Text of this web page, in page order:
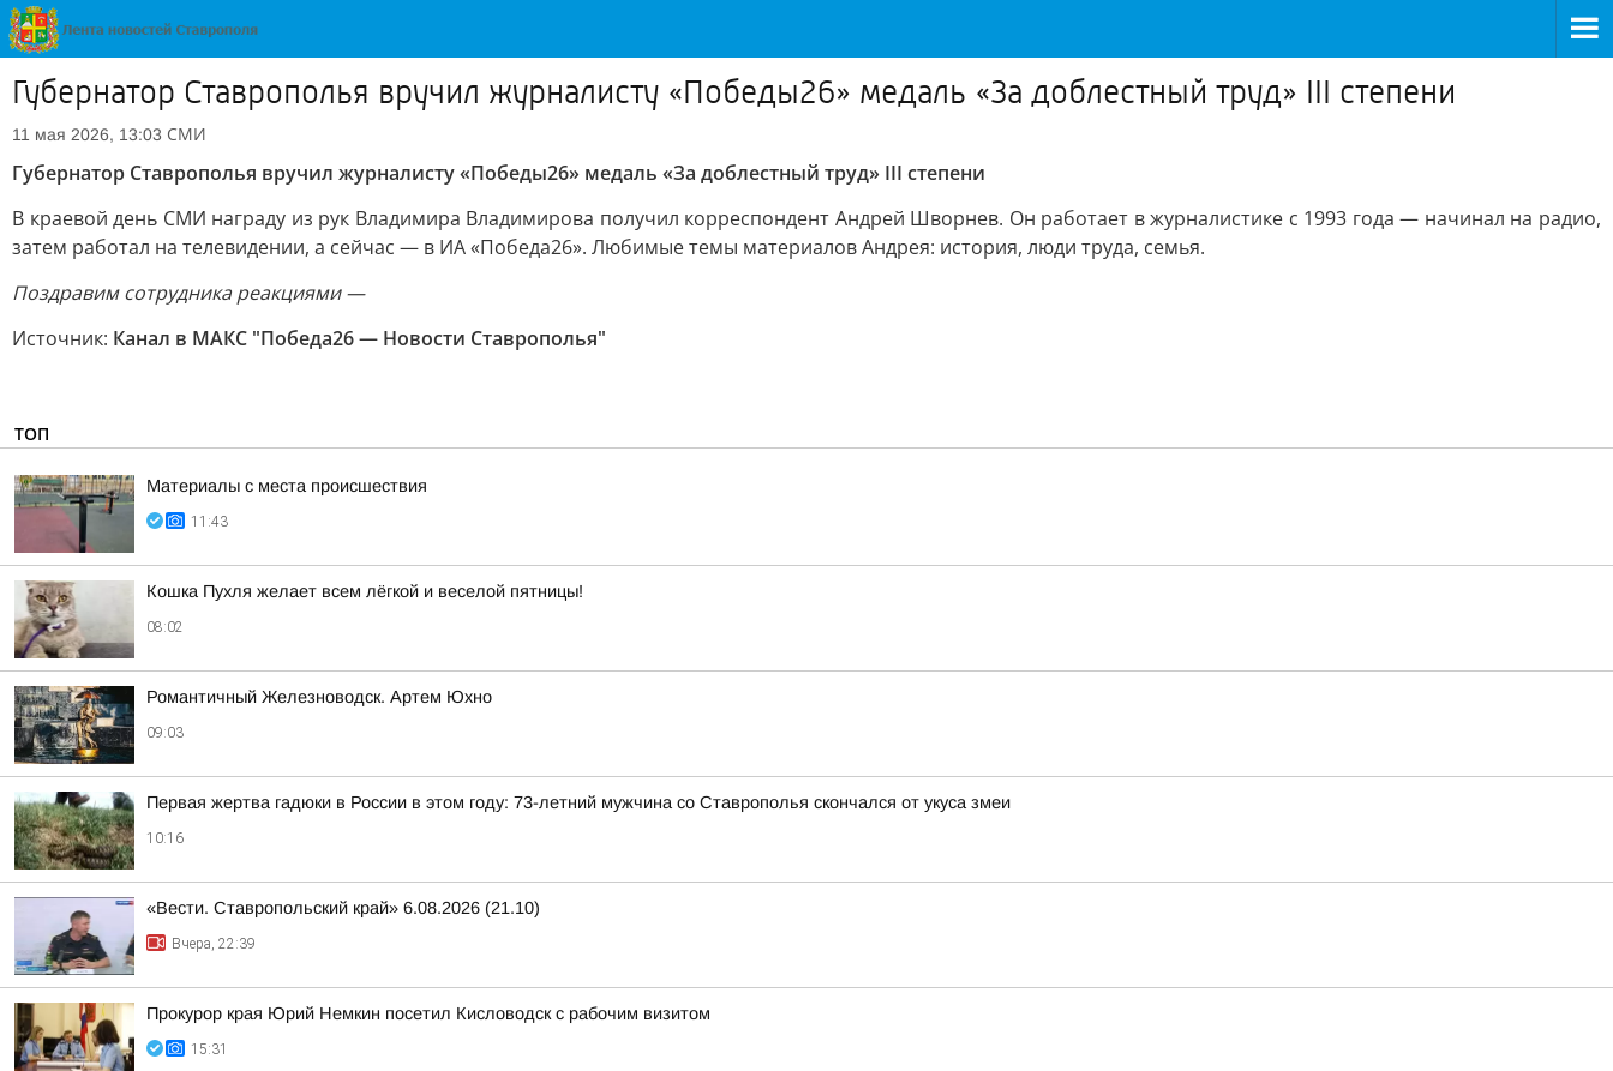
Губернатор Ставрополья вручил журналисту «Победы26» медаль «За доблестный труд» III степени
11 мая 2026, 13:03 СМИ
Губернатор Ставрополья вручил журналисту «Победы26» медаль «За доблестный труд» III степени
В краевой день СМИ награду из рук Владимира Владимирова получил корреспондент Андрей Шворнев. Он работает в журналистике с 1993 года — начинал на радио,
затем работал на телевидении, а сейчас — в ИА «Победа26». Любимые темы материалов Андрея: история, люди труда, семья.
Поздравим сотрудника реакциями —
Источник: Канал в МАКС "Победа26 — Новости Ставрополья"
ТОП
Материалы с места происшествия
11:43
Кошка Пухля желает всем лёгкой и веселой пятницы!
08:02
Романтичный Железноводск. Артем Юхно
09:03
Первая жертва гадюки в России в этом году: 73-летний мужчина со Ставрополья скончался от укуса змеи
10:16
«Вести. Ставропольский край» 6.08.2026 (21.10)
Вчера, 22:39
Прокурор края Юрий Немкин посетил Кисловодск с рабочим визитом
15:31